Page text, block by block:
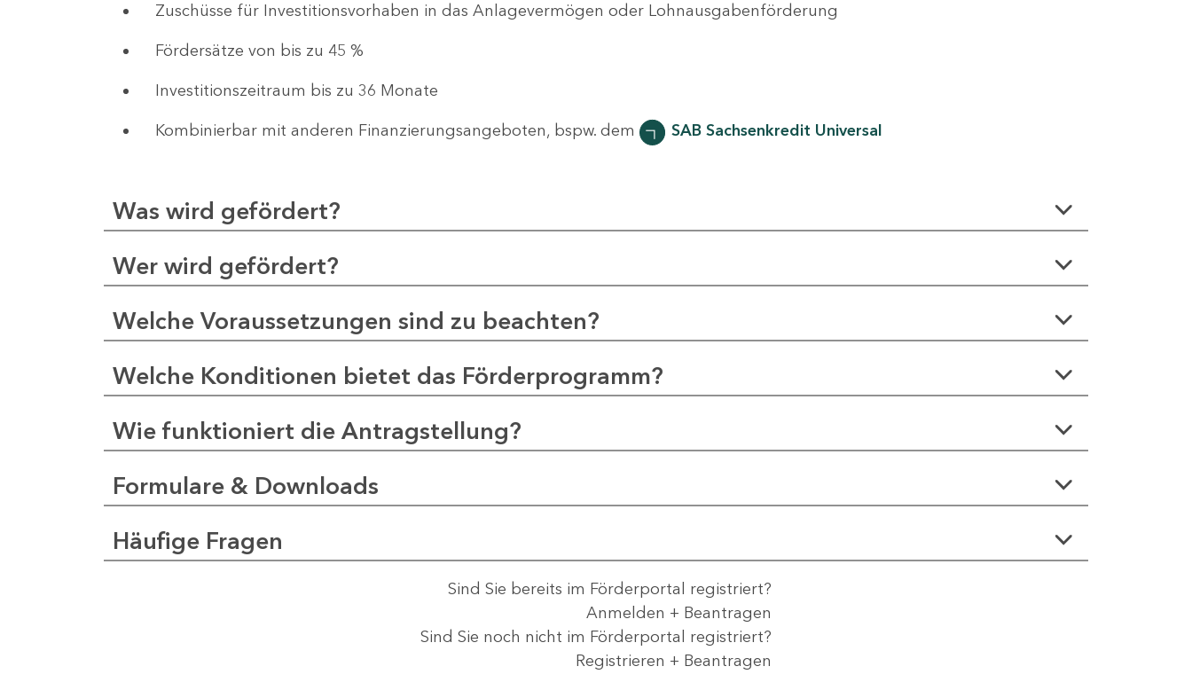
​​​​​​Zuschüsse für Investitionsvorhaben in das Anlagevermögen oder Lohnausgabenförderung
Fördersätze von bis zu 45 %
Investitionszeitraum bis zu 36 Monate
Kombinierbar mit anderen Finanzierungsangeboten, bspw. dem SAB Sachsenkredit Universal
Was wird gefördert?
Wer wird gefördert?
Welche Voraussetzungen sind zu beachten?
Welche Konditionen bietet das Förderprogramm?
Wie funktioniert die Antragstellung?
Formulare & Downloads
Häufige Fragen
Sind Sie bereits im Förderportal registriert?
Anmelden + Beantragen
Sind Sie noch nicht im Förderportal registriert?
Registrieren + Beantragen